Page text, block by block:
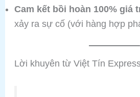
Cam kết bồi hoàn 100% giá
xảy ra sự cố (với hàng hợp
Lời khuyên từ Việt Tín